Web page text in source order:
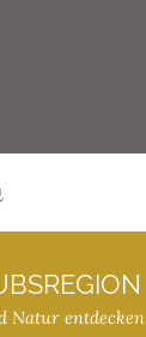
Natur entdecken